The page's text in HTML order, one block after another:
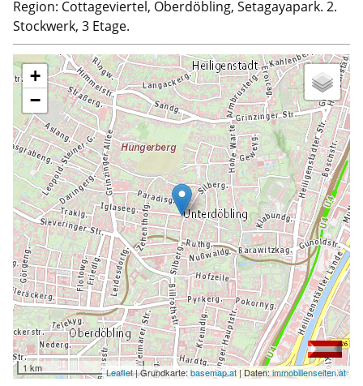
Region: Cottageviertel, Oberdöbling, Setagayapark. 2.
Stockwerk, 3 Etage.
+
−
1 km Leaflet| Grundkarte:basemap.at| Daten:immobilienseiten.at